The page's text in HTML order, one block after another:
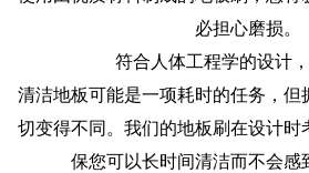
必担心磨损。
符合人体工程学的设计
清洁地板可能是一项耗时的任务，但
切变得不同。我们的地板刷在设计时
保您可以长时间清洁而不会感